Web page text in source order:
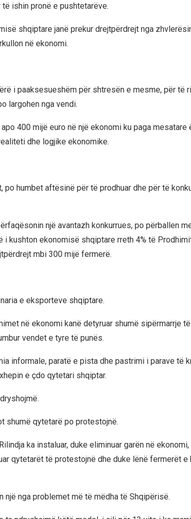
ishin pronë e pushtetarëve.
shqiptare janë prekur drejtpërdrejt nga
në ekonomi.
i paaksesueshëm për shtresën e mesme, për të
largohen nga vendi.
400 mijë euro në një ekonomi ku paga mesatare
dhe logjike ekonomike.
humbet aftësinë për të prodhuar dhe për të
një avantazh konkurrues, po përballen
i kushton ekonomisë shqiptare rreth 4% të
mbi 300 mijë fermerë.
e eksporteve shqiptare.
në ekonomi kanë detyruar shumë sipërmarrje
vendet e tyre të punës.
informale, paratë e pista dhe pastrimi i parave të
e çdo qytetari shqiptar.
shumë qytetarë po protestojnë.
ka instaluar, duke eliminuar garën në ekonomi,
qytetarët të protestojnë dhe duke lënë fermerët
nga problemet më të mëdha të Shqipërisë.